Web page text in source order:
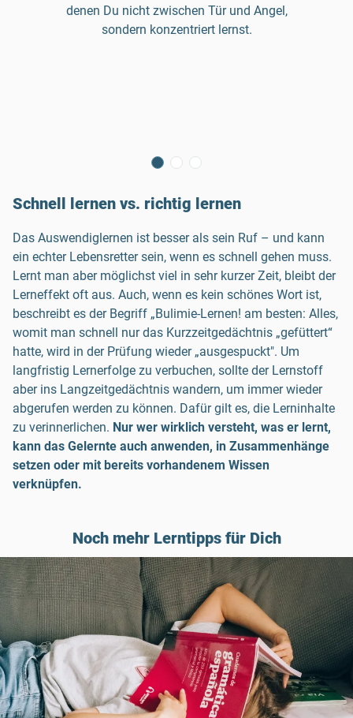
denen Du nicht zwischen Tür und Angel,
sondern konzentriert lernst.
Schnell lernen vs. richtig lernen
Das Auswendiglernen ist besser als sein Ruf – und kann
ein echter Lebensretter sein, wenn es schnell gehen muss.
Lernt man aber möglichst viel in sehr kurzer Zeit, bleibt der
Lerneffekt oft aus. Auch, wenn es kein schönes Wort ist,
beschreibt es der Begriff „Bulimie-Lernen! am besten: Alles,
womit man schnell nur das Kurzzeitgedächtnis „gefüttert“
hatte, wird in der Prüfung wieder „ausgespuckt". Um
langfristig Lernerfolge zu verbuchen, sollte der Lernstoff
aber ins Langzeitgedächtnis wandern, um immer wieder
abgerufen werden zu können. Dafür gilt es, die Lerninhalte
zu verinnerlichen. Nur wer wirklich versteht, was er lernt,
kann das Gelernte auch anwenden, in Zusammenhänge
setzen oder mit bereits vorhandenem Wissen
verknüpfen.
Noch mehr Lerntipps für Dich